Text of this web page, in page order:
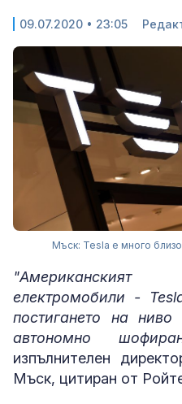
09.07.2020 • 23:05
Мъск: Tesla е много
"Американският
електромобили -
постигането на
автономно
изпълнителен
Мъск, цитиран от